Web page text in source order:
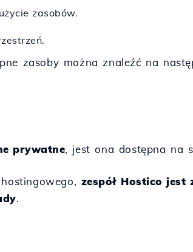
zasobów.
zasoby można znaleźć na
prywatne, jest ona dostępna na
zespół Hostico jest
.